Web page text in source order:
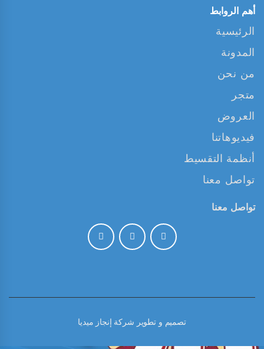
أهم الروابط
الرئيسية
المدونة
من نحن
متجر
العروض
فيديوهاتنا
أنظمة التقسيط
تواصل معنا
تواصل معنا
تصميم و تطوير شركة إنجاز ميديا